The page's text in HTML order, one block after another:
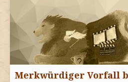
Merkwürdiger Vorfall